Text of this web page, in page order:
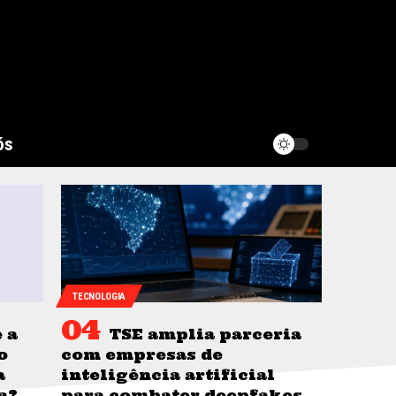
a
TECNOLOGIA
TSE amplia parceria
com empresas de
inteligência artificial